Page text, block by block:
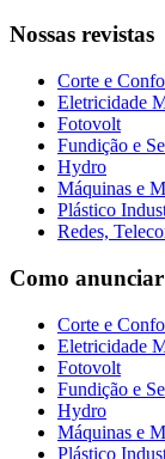
Nossas revistas
Corte e
Eletricidade
Fotovolt
Fundição e
Hydro
Máquinas e
Plástico
Redes,
Como anunciar
Corte e
Eletricidade
Fotovolt
Fundição e
Hydro
Máquinas e
Plástico